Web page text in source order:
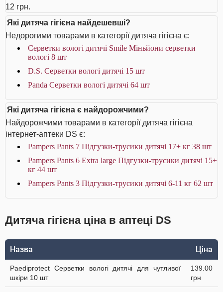
12 грн.
Які дитяча гігієна найдешевші?
Недорогими товарами в категорії дитяча гігієна є:
Серветки вологі дитячі Smile Міньйони серветки
вологі 8 шт
D.S. Серветки вологі дитячі 15 шт
Panda Серветки вологі дитячі 64 шт
Які дитяча гігієна є найдорожчими?
Найдорожчими товарами в категорії дитяча гігієна
інтернет-аптеки DS є:
Pampers Pants 7 Підгузки-трусики дитячі 17+ кг 38 шт
Pampers Pants 6 Extra large Підгузки-трусики дитячі 15+
кг 44 шт
Pampers Pants 3 Підгузки-трусики дитячі 6-11 кг 62 шт
Дитяча гігієна ціна в аптеці DS
Назва Ціна
Paediprotect Серветки вологі дитячі для чутливої
шкіри 10 шт
139.00
грн